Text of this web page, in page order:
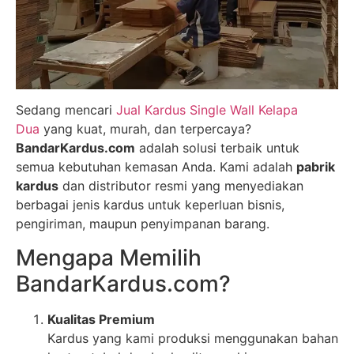
Sedang mencari Jual Kardus Single Wall Kelapa
Dua yang kuat, murah, dan terpercaya?
BandarKardus.com adalah solusi terbaik untuk
semua kebutuhan kemasan Anda. Kami adalah pabrik
kardus dan distributor resmi yang menyediakan
berbagai jenis kardus untuk keperluan bisnis,
pengiriman, maupun penyimpanan barang.
Mengapa Memilih
BandarKardus.com?
Kualitas Premium
Kardus yang kami produksi menggunakan bahan